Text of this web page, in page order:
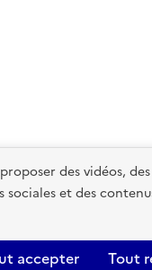
des vidéos,
et des
accepter Tout